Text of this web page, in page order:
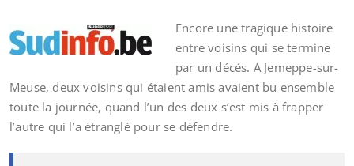
Encore une tragique histoire
entre voisins qui se termine
par un décés. A Jemeppe-sur-
Meuse, deux voisins qui étaient amis avaient bu ensemble
toute la journée, quand l’un des deux s’est mis à frapper
l’autre qui l’a étranglé pour se défendre.